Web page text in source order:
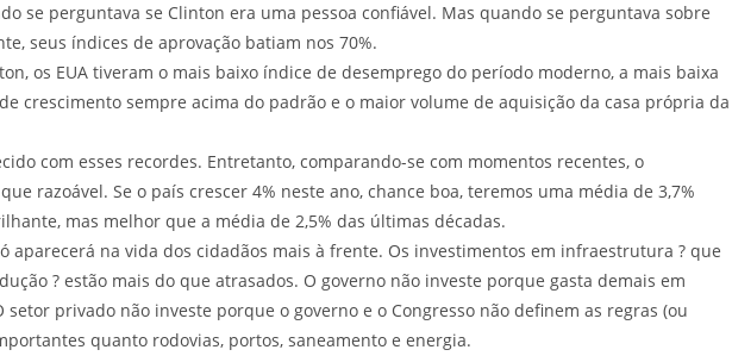
se perguntava se Clinton era uma pessoa confiável. Mas quando se perguntava sobre
seus índices de aprovação batiam nos 70%.
os EUA tiveram o mais baixo índice de desemprego do período moderno, a mais baixa
crescimento sempre acima do padrão e o maior volume de aquisição da casa própria da
com esses recordes. Entretanto, comparando-se com momentos recentes, o
razoável. Se o país crescer 4% neste ano, chance boa, teremos uma média de 3,7%
mas melhor que a média de 2,5% das últimas décadas.
aparecerá na vida dos cidadãos mais à frente. Os investimentos em infraestrutura ? que
? estão mais do que atrasados. O governo não investe porque gasta demais em
setor privado não investe porque o governo e o Congresso não definem as regras (ou
quanto rodovias, portos, saneamento e energia.